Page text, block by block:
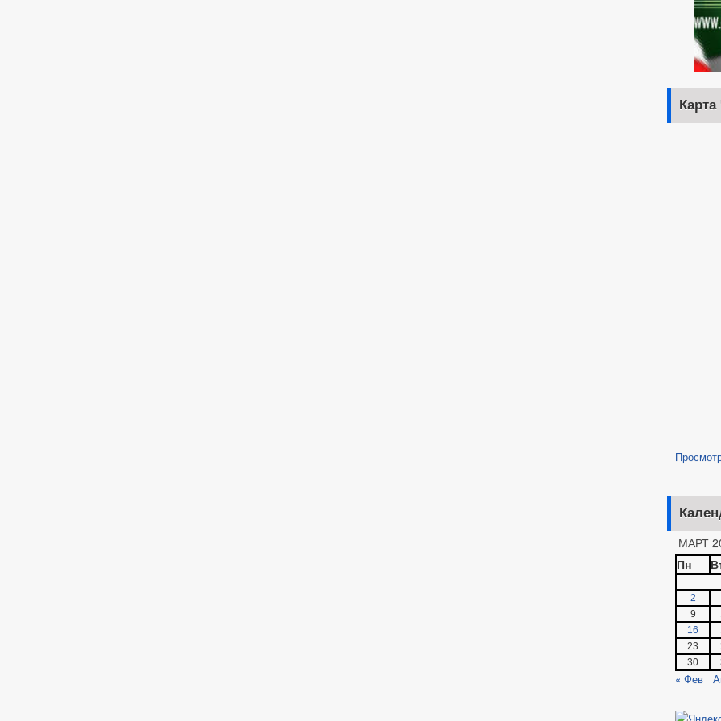
МАРТ
Пн
2
9
16
23
30
« Фев